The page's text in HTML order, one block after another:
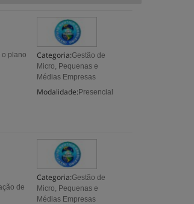
Categoria:Gestão de
Micro, Pequenas e
Médias Empresas
Modalidade: Presencial
o plano
Categoria:Gestão de
Micro, Pequenas e
Médias Empresas
de